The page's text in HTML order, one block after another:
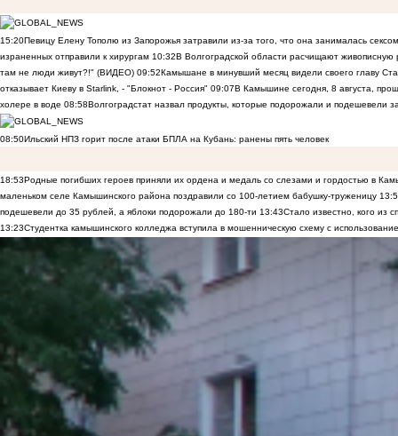
15:20Певицу Елену Тополю из Запорожья затравили из-за того, что она занималась
израненных отправили к хирургам 10:32В Волгоградской области расчищают
там не люди живут?!" (ВИДЕО) 09:52Камышане в минувший месяц видели своего главу
отказывает Киеву в Starlink, - "Блокнот - Россия" 09:07В Камышине сегодня, 8 августа,
холере в воде 08:58Волгоградстат назвал продукты, которые подорожали и подешевели
08:50Ильский НПЗ горит после атаки БПЛА на Кубань: ранены пять человек
18:53Родные погибших героев приняли их ордена и медаль со слезами и гордостью в
маленьком селе Камышинского района поздравили со 100-летием бабушку-труженицу
подешевели до 35 рублей, а яблоки подорожали до 180-ти 13:43Стало известно, кого из
13:23Студентка камышинского колледжа вступила в мошенническую схему с